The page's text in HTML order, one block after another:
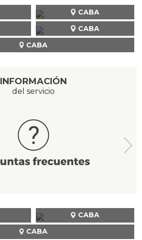
CABA
CABA
CABA
INFORMACIÓN
del servicio
CABA
CABA